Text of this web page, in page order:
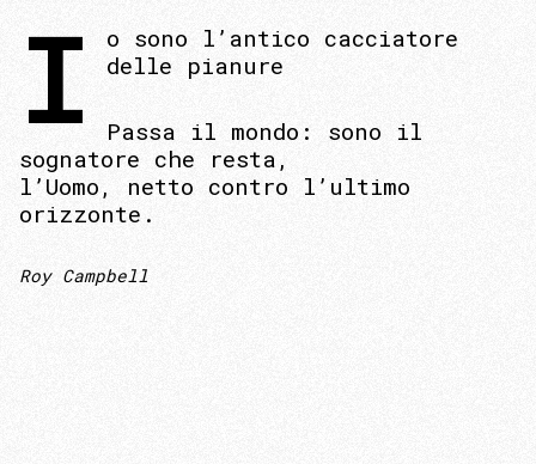
I
o sono l’antico cacciatore
delle pianure
Passa il mondo: sono il
sognatore che resta,
l’Uomo, netto contro l’ultimo
orizzonte.
Roy Campbell